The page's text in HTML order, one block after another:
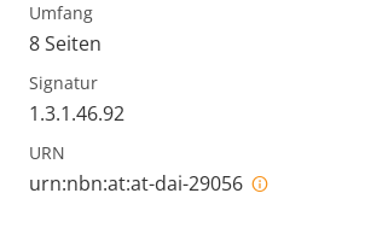
Umfang
8 Seiten
Signatur
1.3.1.46.92
URN
urn:nbn:at:at-dai-29056